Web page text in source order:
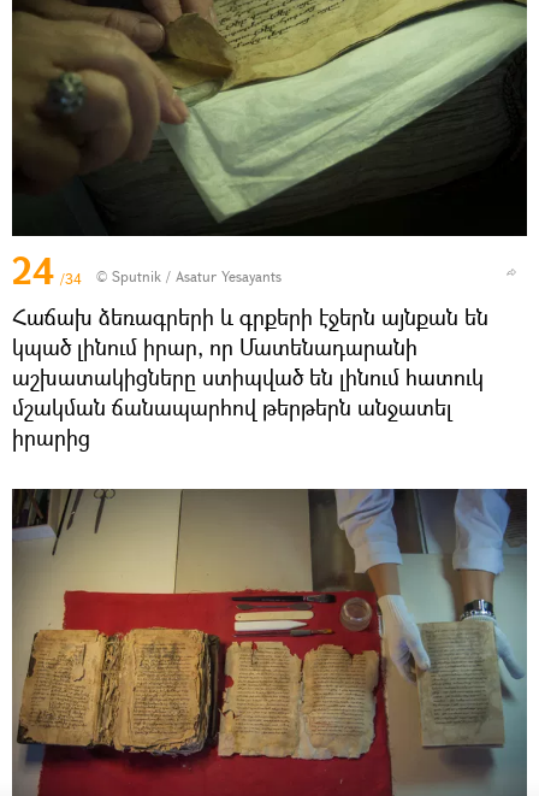
24 /34 © Sputnik / Asatur Yesayants
Հաճախ ձեռագրերի և գրքերի էջերն այնքան են
կպած լինում իրար, որ Մատենադարանի
աշխատակիցները ստիպված են լինում հատուկ
մշակման ճանապարհով թերթերն անջատել
իրարից